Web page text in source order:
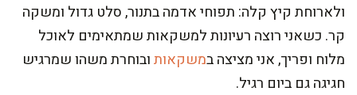
ולארוחת קיץ קלה: תפוחי אדמה בתנור, סלט גדול ומשקה
קר. כשאני רוצה רעיונות למשקאות שמתאימים לאוכל
מלוח ופריך, אני מציצה במשקאותובוחרת משהו שמרגיש
חגיגה גם ביום רגיל.